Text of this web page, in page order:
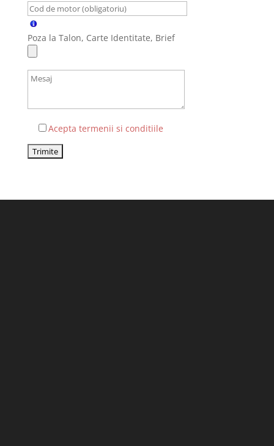
Poza la Talon, Carte Identitate, Brief
Acepta termenii si conditiile